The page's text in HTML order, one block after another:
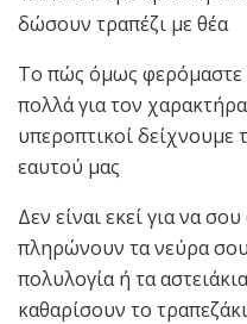
δώσουν τραπέζι με θέα
Το πώς όμως φερόμαστε
πολλά για τον
υπεροπτικοί δείχνουμε
εαυτού μας
Δεν είναι εκεί για να
πληρώνουν τα νεύρα
πολυλογία ή τα
καθαρίσουν το